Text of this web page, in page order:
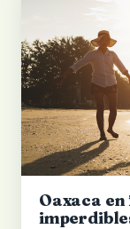
Oaxaca